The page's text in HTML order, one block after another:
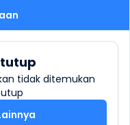
tidak ditemukan